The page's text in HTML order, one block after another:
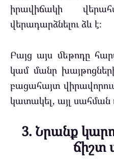
իրավիճակի
վերադարձնելու ձև է։
Բայց այս մեթոդը
կամ մանր
բացահայտ
կատակել, այլ սահման
3. Նրանք
ճիշտ